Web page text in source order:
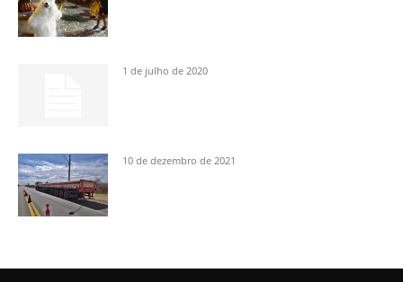
1 de julho de 2020
10 de dezembro de 2021